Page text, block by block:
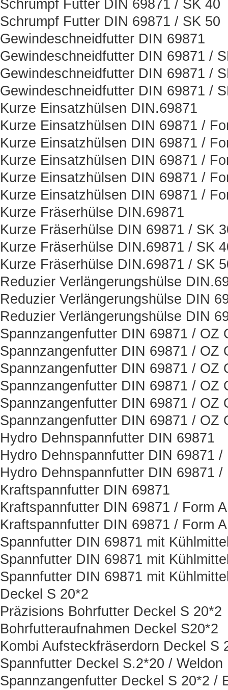
Schrumpf Futter DIN 69871 / SK 40
Schrumpf Futter DIN 69871 / SK 50
Gewindeschneidfutter DIN 69871
Gewindeschneidfutter DIN 69871 /
Gewindeschneidfutter DIN 69871 /
Gewindeschneidfutter DIN 69871 /
Kurze Einsatzhülsen DIN.69871
Kurze Einsatzhülsen DIN 69871 /
Kurze Einsatzhülsen DIN 69871 /
Kurze Einsatzhülsen DIN 69871 /
Kurze Einsatzhülsen DIN 69871 /
Kurze Einsatzhülsen DIN 69871 /
Kurze Fräserhülse DIN.69871
Kurze Fräserhülse DIN 69871 / SK
Kurze Fräserhülse DIN.69871 / SK
Kurze Fräserhülse DIN.69871 / SK
Reduzier Verlängerungshülse
Reduzier Verlängerungshülse DIN
Reduzier Verlängerungshülse DIN
Spannzangenfutter DIN 69871 / OZ
Spannzangenfutter DIN 69871 / OZ
Spannzangenfutter DIN 69871 / OZ
Spannzangenfutter DIN 69871 / OZ
Spannzangenfutter DIN 69871 / OZ
Spannzangenfutter DIN 69871 / OZ
Hydro Dehnspannfutter DIN 69871
Hydro Dehnspannfutter DIN 69871
Hydro Dehnspannfutter DIN 69871
Kraftspannfutter DIN 69871
Kraftspannfutter DIN 69871 / Form
Kraftspannfutter DIN 69871 / Form
Spannfutter DIN 69871 mit
Spannfutter DIN 69871 mit
Spannfutter DIN 69871 mit
Deckel S 20*2
Präzisions Bohrfutter Deckel S 20*2
Bohrfutteraufnahmen Deckel S20*2
Kombi Aufsteckfräserdorn Deckel S
Spannfutter Deckel S.2*20 / Weldon
Spannzangenfutter Deckel S 20*2 /